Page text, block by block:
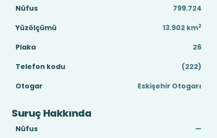
Nüfus
799.724
Yüzölçümü
13.902 km2
Plaka
26
Telefon kodu
(222)
Otogar
Eskişehir Otogarı
Suruç Hakkında
Nüfus
—